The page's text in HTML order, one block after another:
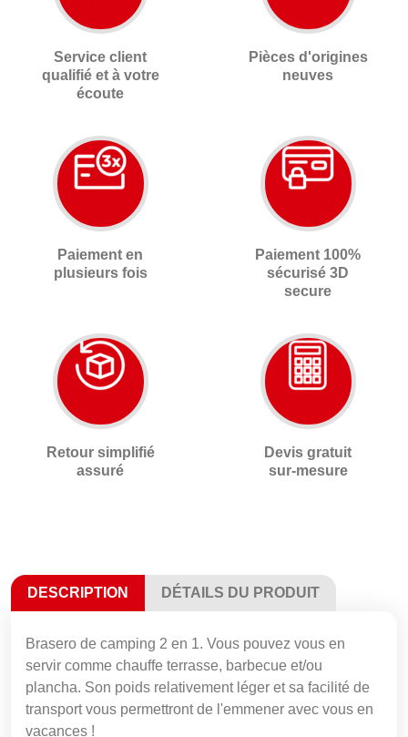
Service client
qualifié et à votre
écoute
Pièces d'origines
neuves
Paiement en
plusieurs fois
Paiement 100%
sécurisé 3D
secure
Retour simplifié
assuré
Devis gratuit
sur-mesure
DESCRIPTION DÉTAILS DU PRODUIT
Brasero de camping 2 en 1. Vous pouvez vous en
servir comme chauffe terrasse, barbecue et/ou
plancha. Son poids relativement léger et sa facilité de
transport vous permettront de l'emmener avec vous en
vacances !